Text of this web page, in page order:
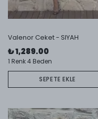
Valenor Ceket - SIYAH
₺ 1,289.00
1 Renk 4 Beden
SEPETE EKLE